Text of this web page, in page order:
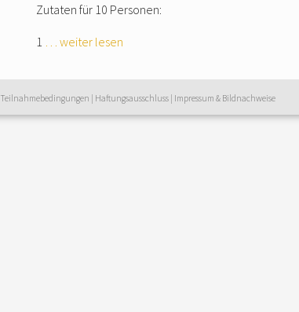
Zutaten für 10 Personen:
1 … weiter lesen
Teilnahmebedingungen | Haftungsausschluss | Impressum & Bildnachweise